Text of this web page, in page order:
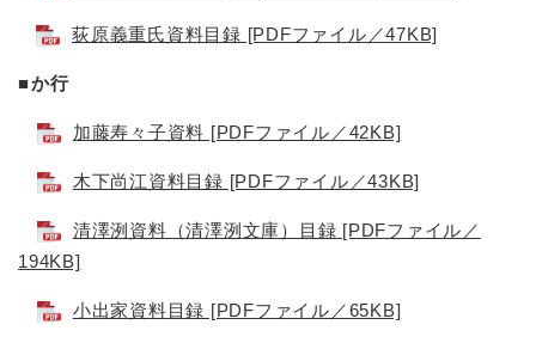
荻原義重氏資料目録 [PDFファイル／47KB]
■か行
加藤寿々子資料 [PDFファイル／42KB]
木下尚江資料目録 [PDFファイル／43KB]
清澤洌資料（清澤洌文庫）目録 [PDFファイル／
194KB]
小出家資料目録 [PDFファイル／65KB]